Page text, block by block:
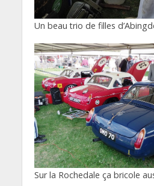
Un beau trio de filles
Sur la Rochedale ça bricole